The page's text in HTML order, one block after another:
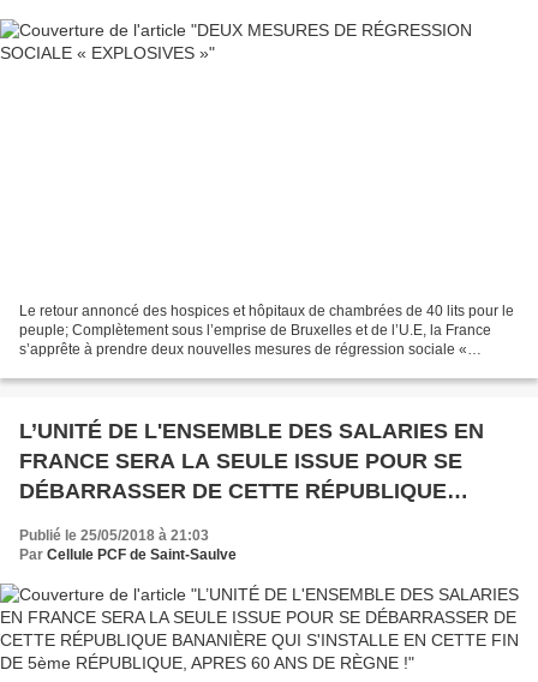
Le retour annoncé des hospices et hôpitaux de chambrées de 40 lits pour le
peuple; Complètement sous l’emprise de Bruxelles et de l’U.E, la France
s’apprête à prendre deux nouvelles mesures de régression sociale «
L’UNITÉ DE L'ENSEMBLE DES SALARIES EN
FRANCE SERA LA SEULE ISSUE POUR SE
DÉBARRASSER DE CETTE RÉPUBLIQUE
BANANIÈRE QUI S'INSTALLE EN CETTE FIN DE
5ème RÉPUBLIQUE, APRES 60 ANS DE RÈGNE
Publié le 25/05/2018 à 21:03
Par Cellule PCF de Saint-Saulve